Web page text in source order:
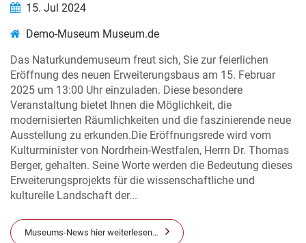
15. Jul 2024
Demo-Museum Museum.de
Das Naturkundemuseum freut sich, Sie zur feierlichen
Eröffnung des neuen Erweiterungsbaus am 15. Februar
2025 um 13:00 Uhr einzuladen. Diese besondere
Veranstaltung bietet Ihnen die Möglichkeit, die
modernisierten Räumlichkeiten und die faszinierende neue
Ausstellung zu erkunden.Die Eröffnungsrede wird vom
Kulturminister von Nordrhein-Westfalen, Herrn Dr. Thomas
Berger, gehalten. Seine Worte werden die Bedeutung dieses
Erweiterungsprojekts für die wissenschaftliche und
kulturelle Landschaft der...
Museums-News hier weiterlesen…